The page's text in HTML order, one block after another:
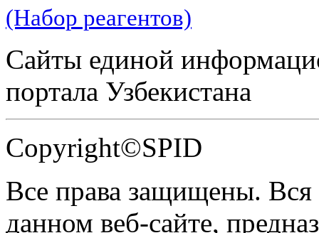
(Набор реагентов)
Сайты единой
портала Узбекистана
Copyright©SPID
Все права защищены.
данном веб-сайте,